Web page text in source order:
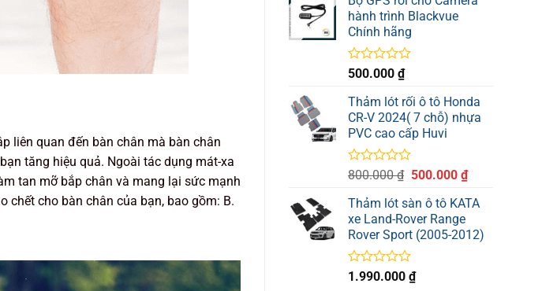
liên quan đến bàn chân mà bàn chân
tăng hiệu quả. Ngoài tác dụng mát-xa
tan mỡ bắp chân và mang lại sức mạnh
chết cho bàn chân của bạn, bao gồm: B.
0
5
sao
hành trình Blackvue
Chính hãng
Được
hạng
0
5
sao
500.000 ₫
Thảm lót rối ô tô Honda
CR-V 2024( 7 chỗ) nhựa
PVC cao cấp Huvi
Được
hạng
0
5
sao
800.000₫ Giá
là:
800.000 ₫.
500.000 ₫Giá
tại
500.000 ₫.
Thảm lót sàn ô tô KATA
xe Land-Rover Range
Rover Sport (2005-2012)
Được
1.990.000 ₫